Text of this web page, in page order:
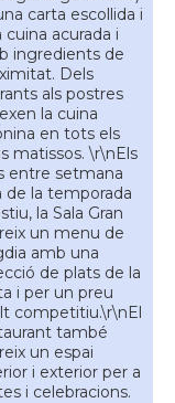
carta escollida i
cuina acurada i
ingredients de
Dels
als postres
la cuina
en tots els
matissos. \r\nEls
entre setmana
de la temporada
la Sala Gran
un menu de
amb una
de plats de la
i per un preu
competitiu.\r\nEl
també
un espai
i exterior per a
i celebracions.